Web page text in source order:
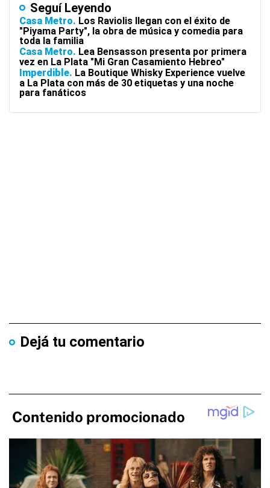
Seguí Leyendo
Casa Metro Los Raviolis llegan con el éxito de
"Piyama Party", la obra de música y comedia para
toda la familia
Casa Metro Lea Bensasson presenta por primera
vez en La Plata "Mi Gran Casamiento Hebreo"
Imperdible La Boutique Whisky Experience vuelve
a La Plata con más de 30 etiquetas y una noche
para fanáticos
Dejá tu comentario